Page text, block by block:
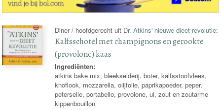
Diner / hoofdgerecht uit Dr. Atkins' nieuwe dieet revolutie:
Kalfsschotel met champignons en gerookte
(provolone) kaas
Ingrediënten:
atkins bake mix, bleekselderij, boter, kalfsstoofvlees,
knoflook, mozzarella, olijfolie, paprikapoeder, peper,
peterselie, portabello, provolone, ui, zout en zoutarme
kippenbouillon